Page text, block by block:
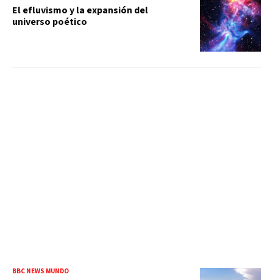
El efluvismo y la expansión del
universo poético
BBC NEWS MUNDO